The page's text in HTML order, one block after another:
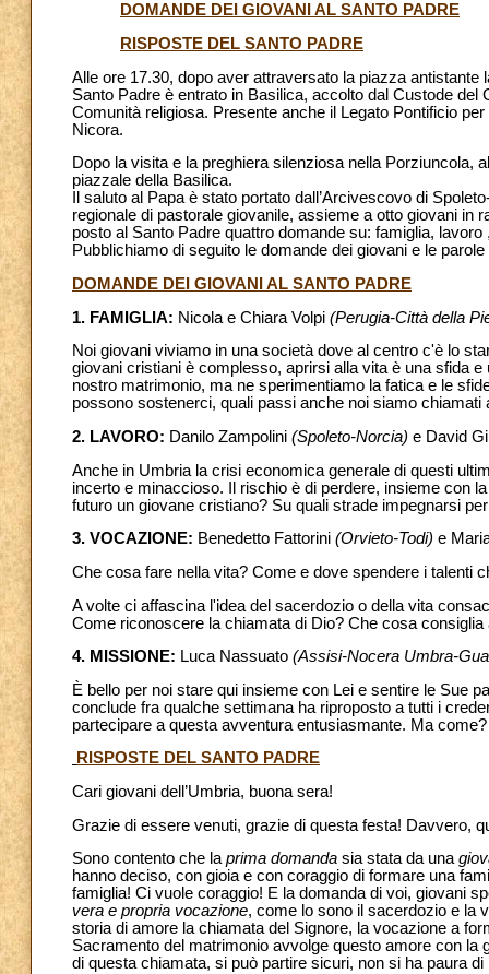
DOMANDE DEI GIOVANI AL SANTO PADRE
RISPOSTE DEL SANTO PADRE
Alle ore 17.30, dopo aver attraversato la piazza
Santo Padre è entrato in Basilica, accolto dal Custode
Comunità religiosa. Presente anche il Legato Pontificio
Nicora.
Dopo la visita e la preghiera silenziosa nella Porziuncola,
piazzale della Basilica.
Il saluto al Papa è stato portato dall’Arcivescovo di
regionale di pastorale giovanile, assieme a otto giovani in
posto al Santo Padre quattro domande su: famiglia,
Pubblichiamo di seguito le domande dei giovani e le
DOMANDE DEI GIOVANI AL SANTO PADRE
1. FAMIGLIA: Nicola e Chiara Volpi (Perugia-Città della
Noi giovani viviamo in una società dove al centro c'è lo
giovani cristiani è complesso, aprirsi alla vita è una sfida
nostro matrimonio, ma ne sperimentiamo la fatica e le
possono sostenerci, quali passi anche noi siamo chiamati
2. LAVORO: Danilo Zampolini (Spoleto-Norcia) e David
Anche in Umbria la crisi economica generale di questi
incerto e minaccioso. Il rischio è di perdere, insieme con
futuro un giovane cristiano? Su quali strade impegnarsi
3. VOCAZIONE: Benedetto Fattorini (Orvieto-Todi) e
Che cosa fare nella vita? Come e dove spendere i talenti
A volte ci affascina l'idea del sacerdozio o della vita
Come riconoscere la chiamata di Dio? Che cosa
4. MISSIONE: Luca Nassuato (Assisi-Nocera Umbra-
È bello per noi stare qui insieme con Lei e sentire le Sue
conclude fra qualche settimana ha riproposto a tutti i
partecipare a questa avventura entusiasmante. Ma
RISPOSTE DEL SANTO PADRE
Cari giovani dell’Umbria, buona sera!
Grazie di essere venuti, grazie di questa festa! Davvero,
Sono contento che laprima domanda sia stata da una
hanno deciso, con gioia e con coraggio di formare una
famiglia! Ci vuole coraggio! E la domanda di voi, giovani
vera e propria vocazione, come lo sono il sacerdozio e la
storia di amore la chiamata del Signore, la vocazione a
Sacramento del matrimonio avvolge questo amore con
di questa chiamata, si può partire sicuri, non si ha paura